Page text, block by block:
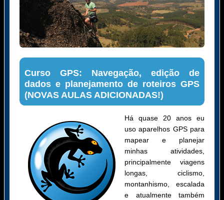
Curso GPS: Navegação, edição de
dados e planejamento de roteiros GPS
(NOVAS AULAS ADICIONADAS!)
Há quase 20 anos eu
uso aparelhos GPS para
mapear e planejar
minhas atividades,
principalmente viagens
longas, ciclismo,
montanhismo, escalada
e atualmente também